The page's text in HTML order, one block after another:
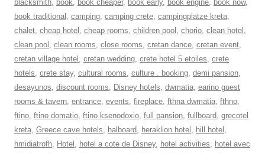
blacksmith, book, book cheaper, book early, book engine, book now,
book traditional , camping, camping crete, campingplatze kreta,
chalet, cheap hotel , cheap rooms, children pool , chorio, clean hotel ,
clean pool , clean rooms, close rooms, cretan dance, cretan event,
cretan village hotel , cretan wedding, crete hotel 5 etoiles, crete
hotels, crete stay, cultural rooms, culture . booking, demi pansion,
desayunos, discount rooms, Disney hotels, dwmatia, earino guest
rooms & tavern, entrance, events, fireplace, fthna dwmatia, fthno,
ftino, ftino domatio, ftino ksenodoxio, full pansion, fullboard, grecotel
kreta, Greece cave hotels, halboard, heraklion hotel , hill hotel ,
hmidiatrofh, Hotel , hotel a cote de Disney, hotel activities, hotel avec